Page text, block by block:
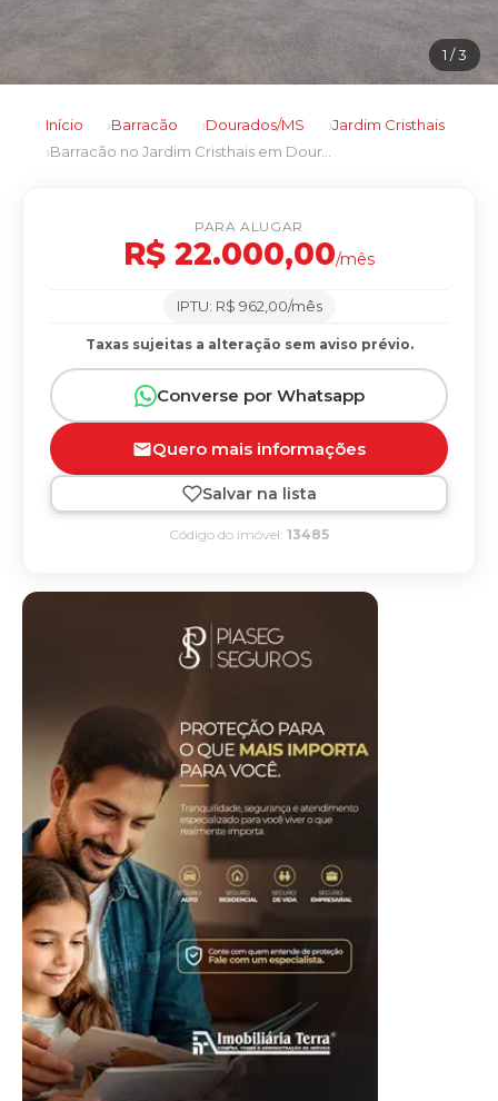
1 / 3
Início Barracão Dourados/MS
Jardim Cristhais
Barracão no Jardim Cristhais em Dourados/MS
PARA ALUGAR
R$ 22.000,00/mês
IPTU: R$ 962,00/mês
Taxas sujeitas a alteração sem aviso prévio.
Converse por Whatsapp
Quero mais informações
Salvar na lista
Código do imóvel: 13485